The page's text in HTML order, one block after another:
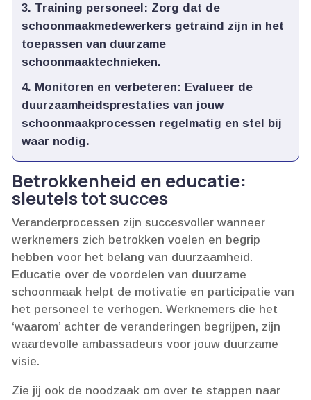
Training personeel: Zorg dat de
schoonmaakmedewerkers getraind zijn in het
toepassen van duurzame
schoonmaaktechnieken.​
Monitoren en verbeteren: Evalueer de
duurzaamheidsprestaties van jouw
schoonmaakprocessen regelmatig en stel bij
waar nodig.​
Betrokkenheid en educatie:
sleutels tot succes
Veranderprocessen zijn succesvoller wanneer
werknemers zich betrokken voelen en begrip
hebben voor het belang van duurzaamheid.​
Educatie over de voordelen van duurzame
schoonmaak helpt de motivatie en participatie van
het personeel te verhogen.​ Werknemers die het
‘waarom’ achter de veranderingen begrijpen, zijn
waardevolle ambassadeurs voor jouw duurzame
visie.​
Zie jij ook de noodzaak om over te stappen naar